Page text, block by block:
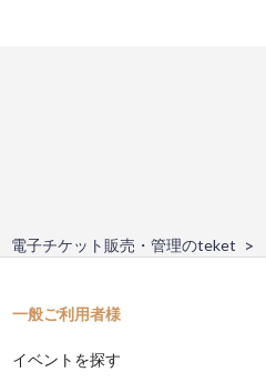
電子チケット販売・管理のteket
一般ご利用者様
イベントを探す